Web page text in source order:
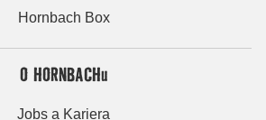
Hornbach Box
O HORNBACHu
Jobs a Kariera